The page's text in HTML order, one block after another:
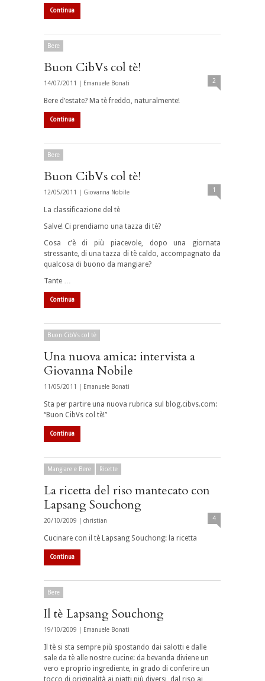
Continua
Bere
Buon CibVs col tè!
14/07/2011 | Emanuele Bonati 2
Bere d’estate? Ma tè freddo, naturalmente!
Continua
Bere
Buon CibVs col tè!
12/05/2011 | Giovanna Nobile 1
La classificazione del tè
Salve! Ci prendiamo una tazza di tè?
Cosa c’è di più piacevole, dopo una giornata
stressante, di una tazza di tè caldo, accompagnato da
qualcosa di buono da mangiare?
Tante …
Continua
Buon CibVs col tè
Una nuova amica: intervista a
Giovanna Nobile
11/05/2011 | Emanuele Bonati
Sta per partire una nuova rubrica sul blog.cibvs.com:
“Buon CibVs col tè!”
Continua
Mangiare e Bere Ricette
La ricetta del riso mantecato con
Lapsang Souchong
20/10/2009 | christian 4
Cucinare con il tè Lapsang Souchong: la ricetta
Continua
Bere
Il tè Lapsang Souchong
19/10/2009 | Emanuele Bonati
Il tè si sta sempre più spostando dai salotti e dalle
sale da tè alle nostre cucine: da bevanda diviene un
vero e proprio ingrediente, in grado di conferire un
tocco di originalità ai piatti più diversi, dal riso ai